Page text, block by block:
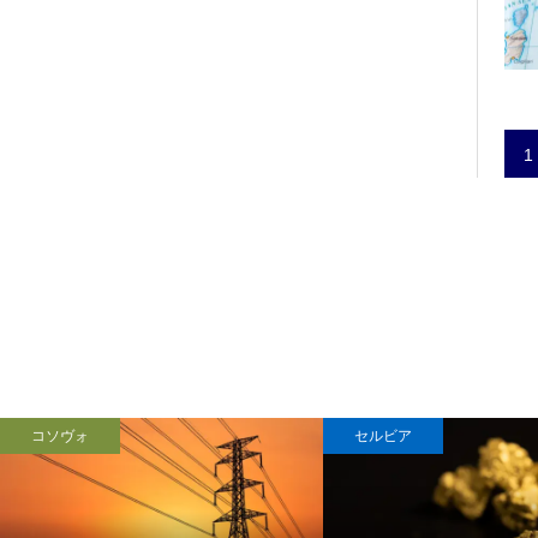
1
コソヴォ セルビア